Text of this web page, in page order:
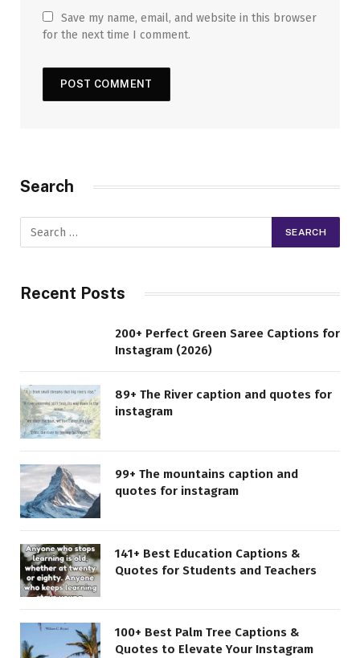
Save my name, email, and website in this browser
for the next time I comment.
Search
Recent Posts
200+ Perfect Green Saree Captions for
Instagram (2026)
89+ The River caption and quotes for
instagram
99+ The mountains caption and
quotes for instagram
141+ Best Education Captions &
Quotes for Students and Teachers
100+ Best Palm Tree Captions &
Quotes to Elevate Your Instagram